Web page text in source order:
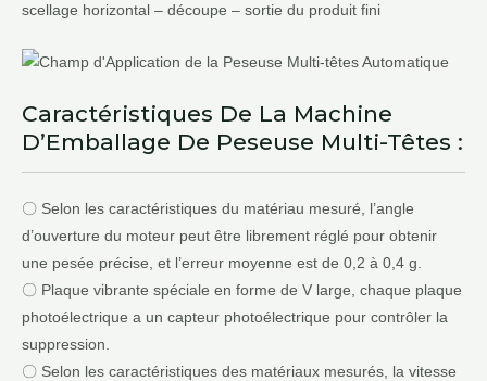
scellage horizontal – découpe – sortie du produit fini
Caractéristiques De La Machine
D’Emballage De Peseuse Multi-Têtes :
〇 Selon les caractéristiques du matériau mesuré, l’angle
d’ouverture du moteur peut être librement réglé pour obtenir
une pesée précise, et l’erreur moyenne est de 0,2 à 0,4 g.
〇 Plaque vibrante spéciale en forme de V large, chaque plaque
photoélectrique a un capteur photoélectrique pour contrôler la
suppression.
〇 Selon les caractéristiques des matériaux mesurés, la vitesse